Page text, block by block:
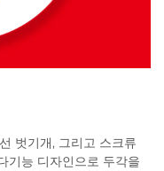
벗기개, 그리고 스크류
기능 디자인으로 두각을